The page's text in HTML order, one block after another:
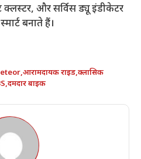
क्लस्टर, और सर्विस ड्यू इंडीकेटर
बनाते हैं।
,आरामदायक राइड,क्लासिक
,दमदार बाइक